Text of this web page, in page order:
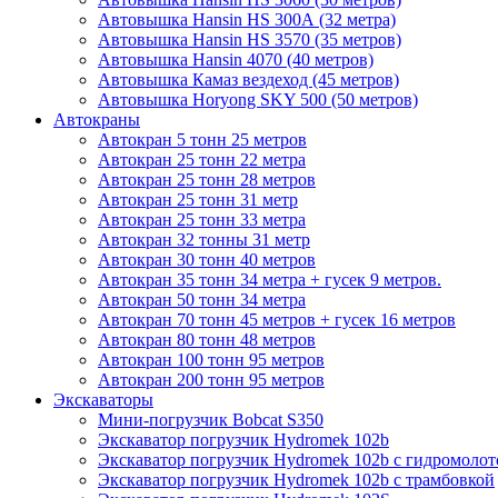
Автовышка Hansin HS 300А (32 метра)
Автовышка Hansin HS 3570 (35 метров)
Автовышка Hansin 4070 (40 метров)
Автовышка Камаз вездеход (45 метров)
Автовышка Horyong SKY 500 (50 метров)
Автокраны
Автокран 5 тонн 25 метров
Автокран 25 тонн 22 метра
Автокран 25 тонн 28 метров
Автокран 25 тонн 31 метр
Автокран 25 тонн 33 метра
Автокран 32 тонны 31 метр
Автокран 30 тонн 40 метров
Автокран 35 тонн 34 метра + гусек 9 метров.
Автокран 50 тонн 34 метра
Автокран 70 тонн 45 метров + гусек 16 метров
Автокран 80 тонн 48 метров
Автокран 100 тонн 95 метров
Автокран 200 тонн 95 метров
Экскаваторы
Мини-погрузчик Bobcat S350
Экскаватор погрузчик Hydromek 102b
Экскаватор погрузчик Hydromek 102b с
Экскаватор погрузчик Hydromek 102b с трамбовкой